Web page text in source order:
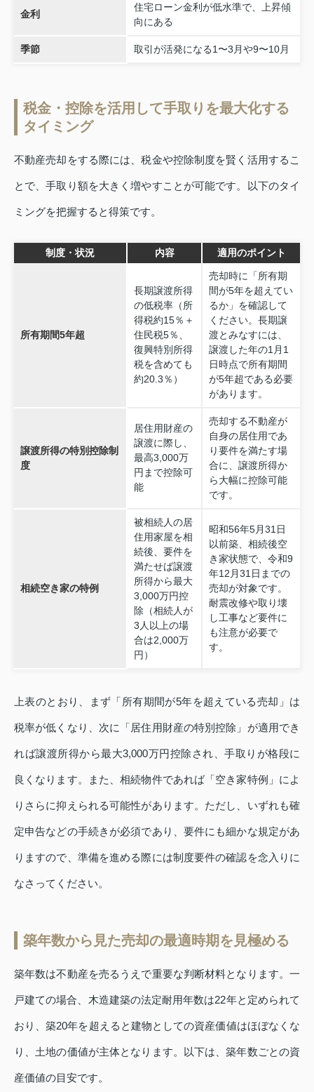
金利
住宅ローン金利が低水準で、上昇傾
向にある
季節 取引が活発になる1〜3月や9〜10月
税金・控除を活用して手取りを最大化する
タイミング
不動産売却をする際には、税金や控除制度を賢く活用するこ
とで、手取り額を大きく増やすことが可能です。以下のタイ
ミングを把握すると得策です。
制度・状況 内容 適用のポイント
所有期間5年超
長期譲渡所得
の低税率（所
得税約15％＋
住民税5％、
復興特別所得
税を含めても
約20.3％）
売却時に「所有期
間が5年を超えてい
るか」を確認して
ください。長期譲
渡とみなすには、
譲渡した年の1月1
日時点で所有期間
が5年超である必要
があります。
譲渡所得の特別控除制
度
居住用財産の
譲渡に際し、
最高3,000万
円まで控除可
能
売却する不動産が
自身の居住用であ
り要件を満たす場
合に、譲渡所得か
ら大幅に控除可能
です。
相続空き家の特例
被相続人の居
住用家屋を相
続後、要件を
満たせば譲渡
所得から最大
3,000万円控
除（相続人が
3人以上の場
合は2,000万
円）
昭和56年5月31日
以前築、相続後空
き家状態で、令和9
年12月31日までの
売却が対象です。
耐震改修や取り壊
し工事など要件に
も注意が必要で
す。
上表のとおり、まず「所有期間が5年を超えている売却」は
税率が低くなり、次に「居住用財産の特別控除」が適用でき
れば譲渡所得から最大3,000万円控除され、手取りが格段に
良くなります。また、相続物件であれば「空き家特例」によ
りさらに抑えられる可能性があります。ただし、いずれも確
定申告などの手続きが必須であり、要件にも細かな規定があ
りますので、準備を進める際には制度要件の確認を念入りに
なさってください。
築年数から見た売却の最適時期を見極める
築年数は不動産を売るうえで重要な判断材料となります。一
戸建ての場合、木造建築の法定耐用年数は22年と定められて
おり、築20年を超えると建物としての資産価値はほぼなくな
り、土地の価値が主体となります。以下は、築年数ごとの資
産価値の目安です。